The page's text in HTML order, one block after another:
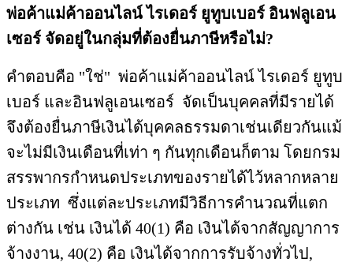
พ่อค้าแม่ค้าออนไลน์ ไรเดอร์ ยูทูบเบอร์ อินฟลูเอน
เซอร์ จัดอยู่ในกลุ่มที่ต้องยื่นภาษีหรือไม่?
คำตอบคือ "ใช่" พ่อค้าแม่ค้าออนไลน์ ไรเดอร์ ยูทูบ
เบอร์ และอินฟลูเอนเซอร์ จัดเป็นบุคคลที่มีรายได้
จึงต้องยื่นภาษีเงินได้บุคคลธรรมดาเช่นเดียวกันแม้
จะไม่มีเงินเดือนที่เท่า ๆ กันทุกเดือนก็ตาม โดยกรม
สรรพากรกำหนดประเภทของรายได้ไว้หลากหลาย
ประเภท ซึ่งแต่ละประเภทมีวิธีการคำนวณที่แตก
ต่างกัน เช่น เงินได้ 40(1) คือ เงินได้จากสัญญาการ
จ้างงาน, 40(2) คือ เงินได้จากการรับจ้างทั่วไป,